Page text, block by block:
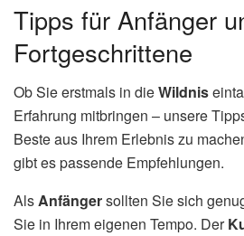
Tipps für Anfänger
Fortgeschrittene
Ob Sie erstmals in dieWildnis
Erfahrung mitbringen – unsere
Beste aus Ihrem Erlebnis zu
gibt es passende Empfehlungen.
AlsAnfängersollten Sie sich
Sie in Ihrem eigenen Tempo. Der